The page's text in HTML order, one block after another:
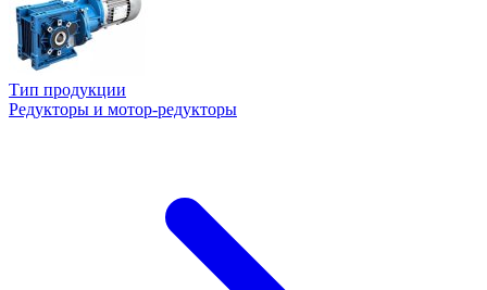
Тип продукции
Редукторы и мотор-редукторы